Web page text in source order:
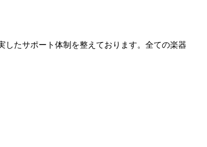
たサポート体制を整えております。全ての楽器